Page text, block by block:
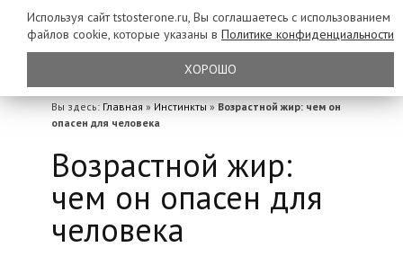
Вы здесь: Главная » Инстинкты » Возрастной жир: чем он
опасен для человека
Возрастной жир:
чем он опасен для
человека
Используя сайт tstosterone.ru, Вы соглашаетесь с использованием
файлов cookie, которые указаны в Политике конфиденциальности
ХОРОШО